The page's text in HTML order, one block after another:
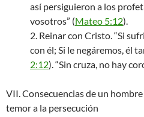
así persiguieron a los
vosotros” (Mateo 5:12).
2. Reinar con Cristo. “Si
con él; Si le negáremos, él
2:12). “Sin cruza, no hay
VII. Consecuencias de un
temor a la persecución